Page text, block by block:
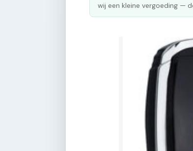
wij een kleine vergoeding —